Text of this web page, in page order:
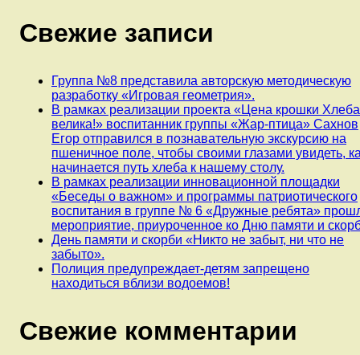
Свежие записи
Группа №8 представила авторскую методическую
разработку «Игровая геометрия».
В рамках реализации проекта «Цена крошки
велика!» воспитанник группы «Жар-птица» Сахнов
Егор отправился в познавательную экскурсию на
пшеничное поле, чтобы своими глазами увидеть,
начинается путь хлеба к нашему столу.
В рамках реализации инновационной площадки
«Беседы о важном» и программы патриотического
воспитания в группе № 6 «Дружные ребята»
мероприятие, приуроченное ко Дню памяти и
День памяти и скорби «Никто не забыт, ни что не
забыто».
Полиция предупреждает-детям запрещено
находиться вблизи водоемов!
Свежие комментарии